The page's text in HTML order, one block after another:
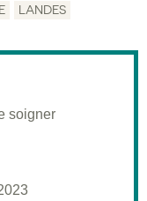
LANDES
soigner